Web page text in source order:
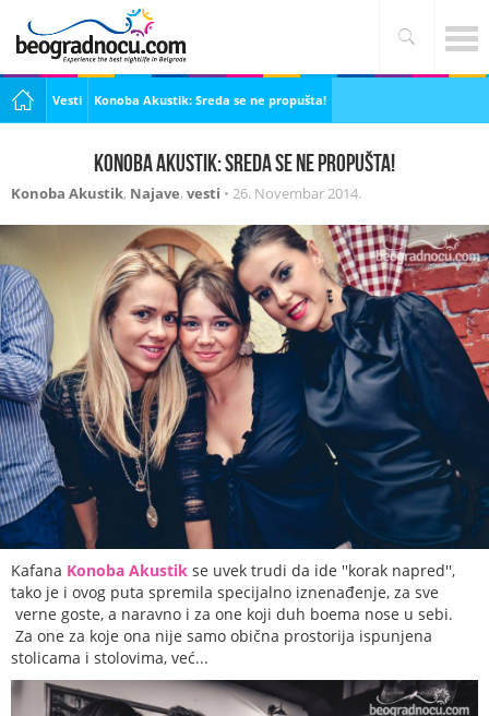
Vesti Konoba Akustik: Sreda se ne propušta!
Konoba Akustik: Sreda se ne propušta!
Konoba Akustik, Najave, vesti • 26. Novembar 2014.
Kafana Konoba Akustik se uvek trudi da ide ''korak napred'',
tako je i ovog puta spremila specijalno iznenađenje, za sve
verne goste, a naravno i za one koji duh boema nose u sebi.
Za one za koje ona nije samo obična prostorija ispunjena
stolicama i stolovima, već...